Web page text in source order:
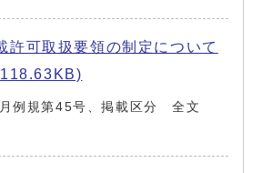
許可取扱要領の制定について
例規第45号、掲載区分 全文